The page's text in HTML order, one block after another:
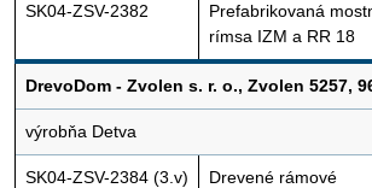
SK04-ZSV-2382
Prefabrikovaná
rímsa IZM a RR 18
DrevoDom - Zvolen s. r. o., Zvolen 5257,
výrobňa Detva
SK04-ZSV-2384 (3.v)
Drevené rámové